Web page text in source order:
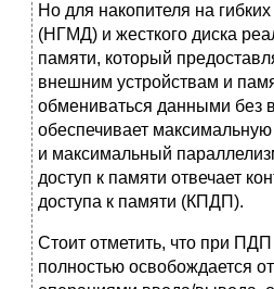
Но для накопителя на
(НГМД) и жесткого диска
памяти, который
внешним устройствам и
обмениваться данными
обеспечивает
и максимальный
доступ к памяти отвечает
доступа к памяти (КПДП).
Стоит отметить, что при
полностью освобождается